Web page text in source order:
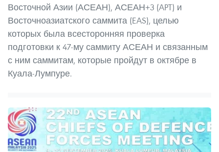
Восточной Азии (АСЕАН), АСЕАН+3 (APT) и
Восточноазиатского саммита (EAS), целью
которых была всесторонняя проверка
подготовки к 47-му саммиту АСЕАН и связанным
с ним саммитам, которые пройдут в октябре в
Куала-Лумпуре.